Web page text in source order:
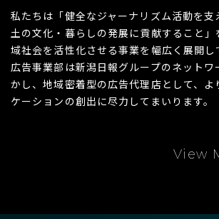
私たちは「健全なジャーナリズム活動を支
土の文化・暮らしの発展に貢献すること」
域社会を活性化させる事業を幅広く展開し
広告事業部は新潟日報グループのネットワ
かし、地域密着型の広告代理店として、よ
ケーションの創出に尽力してまいります。
View